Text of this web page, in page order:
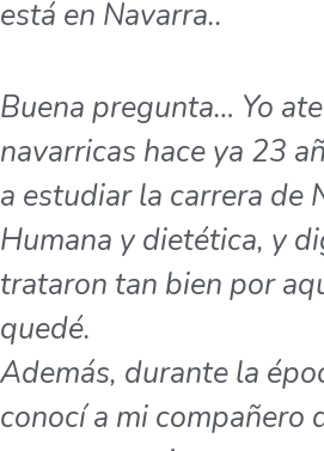
está en Navarra..
Buena pregunta… Yo
navarricas hace ya 23
a estudiar la carrera de
Humana y dietética, y
trataron tan bien por
quedé.
Además, durante la
conocí a mi compañero